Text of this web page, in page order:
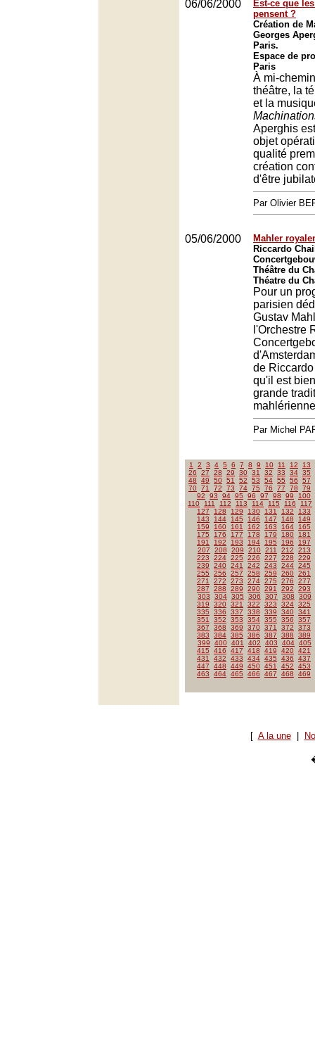
06/06/2000
Est-ce que
pensent ?
Création de
Georges
Paris.
Espace de
Paris
À mi-
théâtre, la
et la
Aperghis
objet
qualité
création
d'être
Par Olivier
05/06/2000
Mahler
Riccardo
Théâtre du
Théatre du
Pour un
parisien
Gustav
l'Orchestre
de
qu'il est
grande
Par Michel
1 2 3 4 5 6 7 8 9 10 11 12
13
26
27 28 29 30 31 32 33 34 35
48
49 50 51 52 53 54 55 56
57
70 71 72 73 74 75 76 77 78
79
92
93 94 95 96 97 98 99
100
110
111 112 113 114 115 116
117
127
128 129 130 131 132
133
143
144 145 146 147 148
149
159
160 161 162 163 164
165
175
176 177 178 179 180
181
191
192 193 194 195 196
197
207
208 209 210 211 212
213
223
224 225 226 227 228
229
239
240 241 242 243 244 245
255
256 257 258 259 260 261
271
272 273 274 275 276
277
287
288 289 290 291 292
293
303
304 305 306 307 308
309
319
320 321 322 323 324 325
335
336 337 338 339 340 341
351
352 353 354 355 356
357
367
368 369 370 371 372
373
383
384 385 386 387 388
389
399
400 401 402 403 404 405
415
416 417 418 419 420 421
431
432 433 434 435 436
437
447
448 449 450 451 452
453
463
464 465 466 467 468 469
[ A la une|